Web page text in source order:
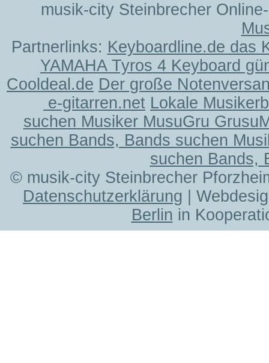
musik-city Steinbrecher
Partnerlinks: Keyboardline.de das
YAMAHA Tyros 4 Keyboard
Cooldeal.de Der große
e-gitarren.net Lokale
suchen Musiker MusuGru
suchen Bands, Bands suchen
suchen Bands,
© musik-city Steinbrecher
Datenschutzerklärung |
Berlin in